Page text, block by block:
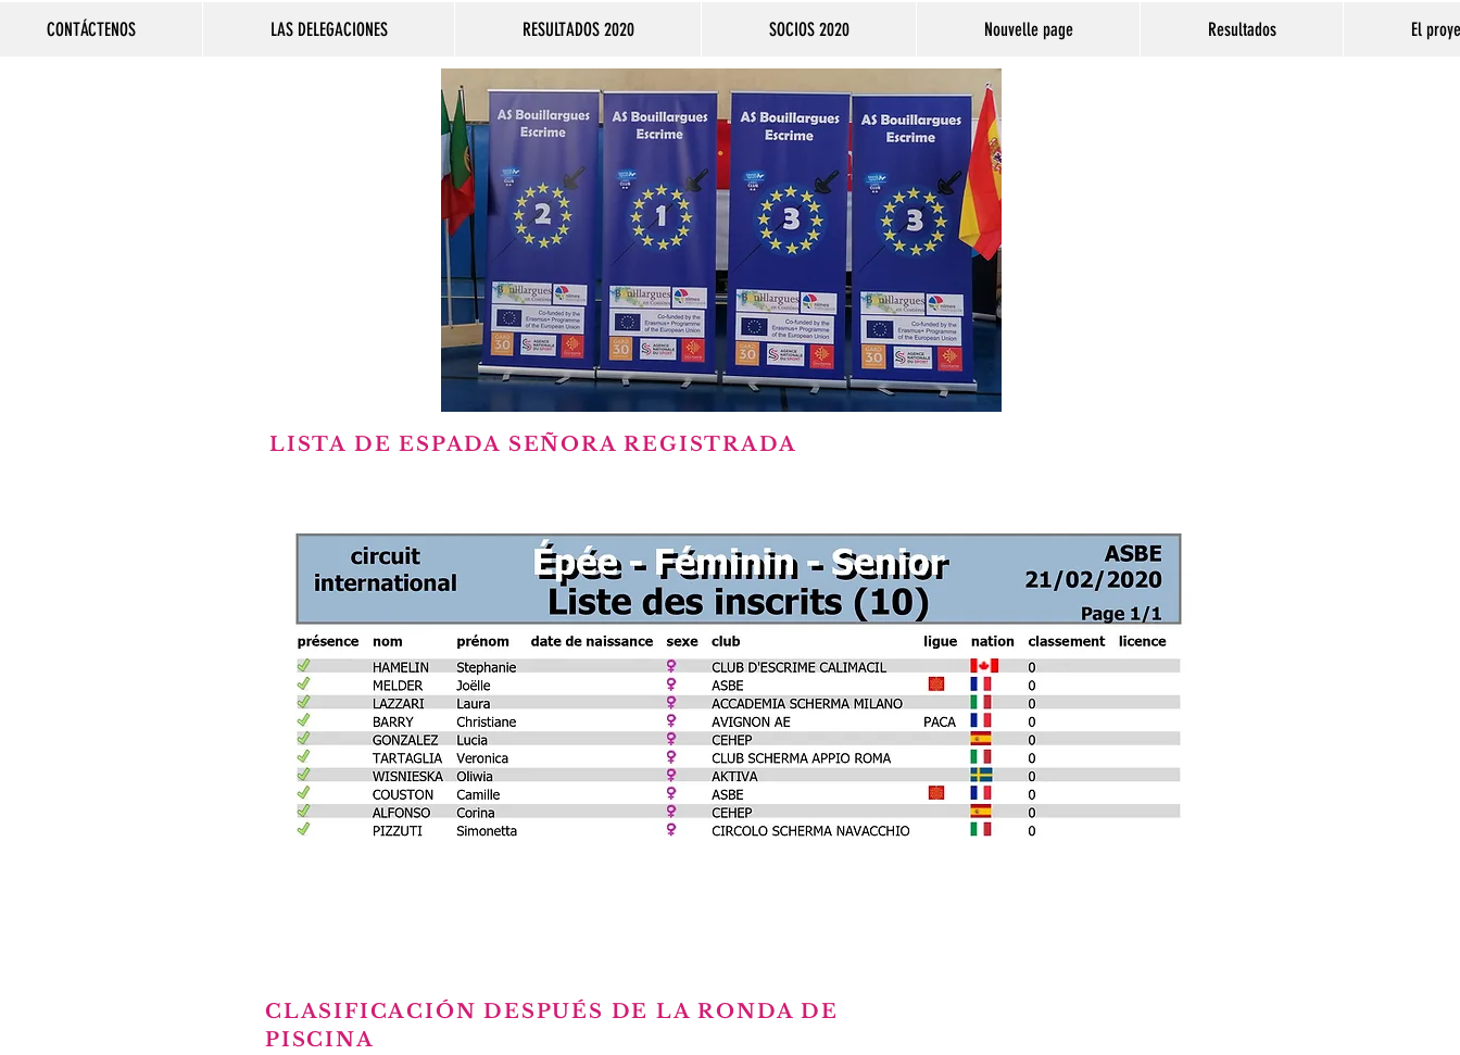
CONTÁCTENOS LAS DELEGACIONES RESULTADOS 2020 SOCIOS 2020 Nouvelle page Resultados El
LISTA DE ESPADA SEÑORA REGISTRADA
CLASIFICACIÓN DESPUÉS DE LA RONDA DE
PISCINA